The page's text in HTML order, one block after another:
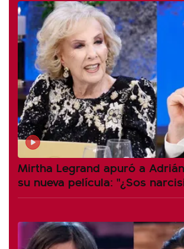
Mirtha Legrand apuró a
su nueva película: "¿Sos